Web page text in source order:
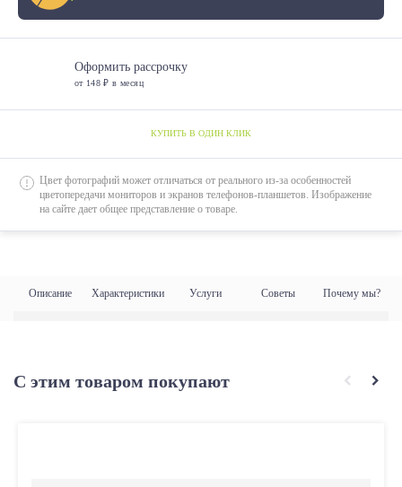
Описание Характеристики Услуги Советы Почему мы?
Оформить рассрочку
от 148 ₽ в месяц
КУПИТЬ В ОДИН КЛИК
Цвет фотографий может отличаться от реального из-за особенностей
цветопередачи мониторов и экранов телефонов-планшетов. Изображение
на сайте дает общее представление о товаре.
С этим товаром покупают